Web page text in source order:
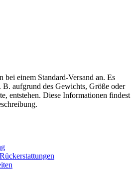
einem Standard-Versand an. Es
aufgrund des Gewichts, Größe oder
entstehen. Diese Informationen findest